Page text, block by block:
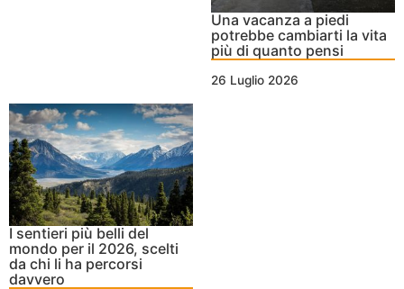
Una vacanza a piedi
potrebbe cambiarti la vita
più di quanto pensi
26 Luglio 2026
I sentieri più belli del
mondo per il 2026, scelti
da chi li ha percorsi
davvero